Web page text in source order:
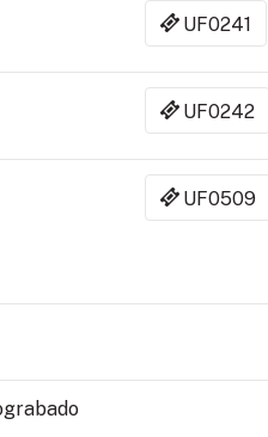
UF0241
UF0242
UF0509